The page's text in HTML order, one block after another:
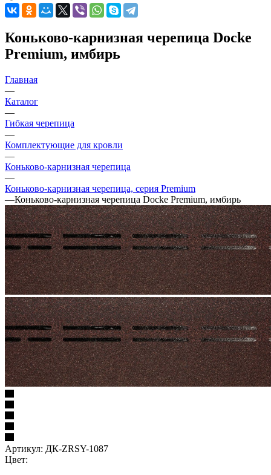
Коньково-карнизная черепица Docke
Premium, имбирь
Главная
—
Каталог
—
Гибкая черепица
—
Комплектующие для кровли
—
Коньково-карнизная черепица
—
Коньково-карнизная черепица, серия Premium
—Коньково-карнизная черепица Docke Premium, имбирь
Артикул: ДК-ZRSY-1087
Цвет: